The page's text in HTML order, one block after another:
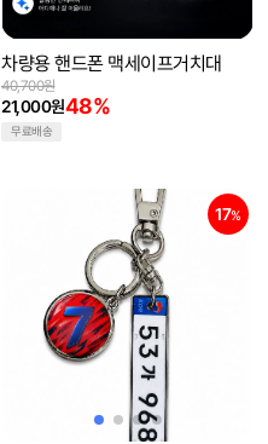
차량용 핸드폰 맥세이프거치대
21,000원48%
40,700원
무료배송
17%